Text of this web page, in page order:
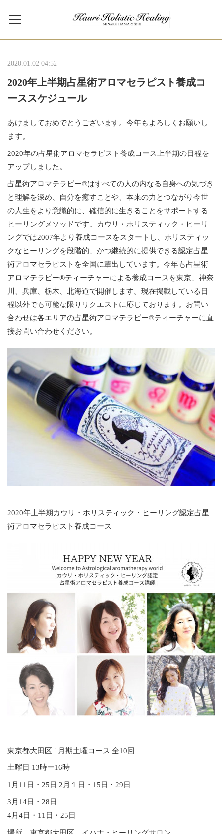
2020.01.02 04:52
2020年上半期占星術アロマセラピスト養成コ
ーススケジュール
あけましておめでとうございます。今年もよろしくお願いし
ます。
2020年の占星術アロマセラピスト養成コース上半期の日程を
アップしました。
占星術アロマテラピー®はすべての人の内なる自身への気づき
と理解を深め、自分を癒すことや、本来の力とつながり今世
の人生をより意識的に、確信的に生きることをサポートする
ヒーリングメソッドです。カウリ・ホリスティック・ヒーリ
ングでは2007年より養成コースをスタートし、ホリスティッ
クなヒーリングを段階的、かつ継続的に提供できる認定占星
術アロマセラピストを全国に輩出しています。今年も占星術
アロマテラピー®ティーチャーによる養成コースを東京、神奈
川、兵庫、栃木、北海道で開催します。現在掲載している日
程以外でも可能な限りリクエストに応じております。お問い
合わせは各エリアの占星術アロマテラピー®ティーチャーに直
接お問い合わせください。
2020年上半期カウリ・ホリスティック・ヒーリング認定占星
術アロマセラピスト養成コース
東京都大田区 1月期土曜コース 全10回
土曜日 13時ー16時
1月11日・25日 2月１日・15日・29日
3月14日・28日
4月4日・11日・25日
場所 東京都大田区 イハナ・ヒーリングサロン